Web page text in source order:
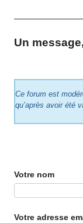
Un
Ce forum est
qu’après avoir été
Votre nom
Votre adresse